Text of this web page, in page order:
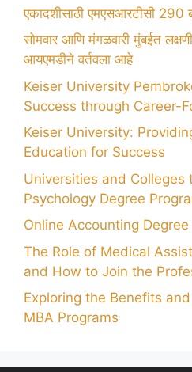
एकादशीसाठी एमएसआरटीसी
सोमवार आणि मंगळवारी मुंबईत
आयएमडीने वर्तवला आहे
Keiser University
Success through Career-
Keiser University:
Education for Success
Universities and Colleges
Psychology Degree
Online Accounting
The Role of Medical
and How to Join the
Exploring the Benefits
MBA Programs